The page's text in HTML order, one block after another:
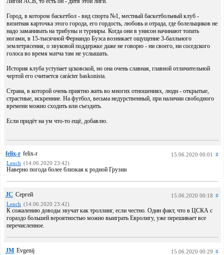
Город, в котором баскетбол - вид спорта №1, местный баскетбольный клуб -
визитная карточка этого города, его гордость, любовь и отрада, где болельщиков не
надо заманивать на трибуны и турниры. Когда они в унисон начинают топать
ногами, в 15-тысячной Фернандо Буэса возникает ощущение 3-балльного
землетрясения, о звуковой поддержке даже не говорю - ни своего, ни соседского
голоса во время матча там не услышать.
История клуба уступает цсковской, но она очень славная, главной отличительной
чертой его считается carácter baskonista.
Страна, в которой очень приятно жить во многих отношениях, люди - открытые,
страстные, искренние. На футбол, весьма недурственный, при наличии свободного
времени можно сходить или съездить.
Если придёт на ум что-то ещё, добавлю.
felix-r felix-r 15.06.2020 00:01 #
Lench (14.06.2020 23:42)
Наверно погода более близкая к родной Грузии
JC Сергей 15.06.2020 00:18 #
Lench (14.06.2020 23:42)
К сожалению доводы звучат как троллинг, если честно. Один факт, что в ЦСКА с
гораздо большей вероятностью можно выиграть Евролигу, уже перешивает все
перечисленное.
JM Evgenij 15.06.2020 00:29 #